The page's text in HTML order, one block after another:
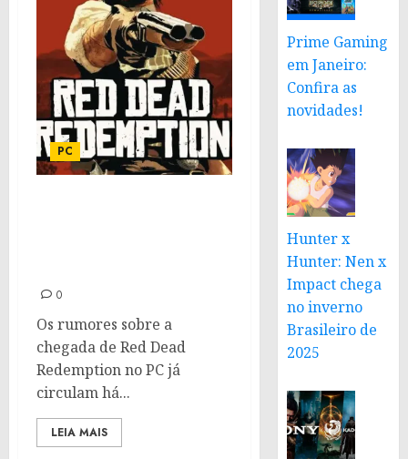
PC
0
Os rumores sobre a
chegada de Red Dead
Redemption no PC já
circulam há...
LEIA MAIS
Prime Gaming
em Janeiro:
Confira as
novidades!
Hunter x
Hunter: Nen x
Impact chega
no inverno
Brasileiro de
2025